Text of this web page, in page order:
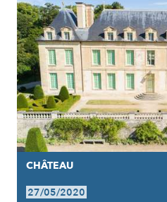
CHÂTEAU
27/05/2020